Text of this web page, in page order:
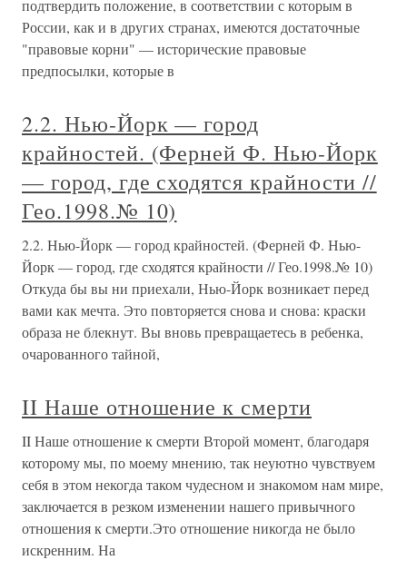
подтвердить положение, в соответствии с которым в
России, как и в других странах, имеются достаточные
"правовые корни" — исторические правовые
предпосылки, которые в
2.2. Нью-Йорк — город
крайностей. (Ферней Ф. Нью-Йорк
— город, где сходятся крайности //
Гео.1998.№ 10)
2.2. Нью-Йорк — город крайностей. (Ферней Ф. Нью-
Йорк — город, где сходятся крайности // Гео.1998.№ 10)
Откуда бы вы ни приехали, Нью-Йорк возникает перед
вами как мечта. Это повторяется снова и снова: краски
образа не блекнут. Вы вновь превращаетесь в ребенка,
очарованного тайной,
II Наше отношение к смерти
II Наше отношение к смерти Второй момент, благодаря
которому мы, по моему мнению, так неуютно чувствуем
себя в этом некогда таком чудесном и знакомом нам мире,
заключается в резком изменении нашего привычного
отношения к смерти.Это отношение никогда не было
искренним. На